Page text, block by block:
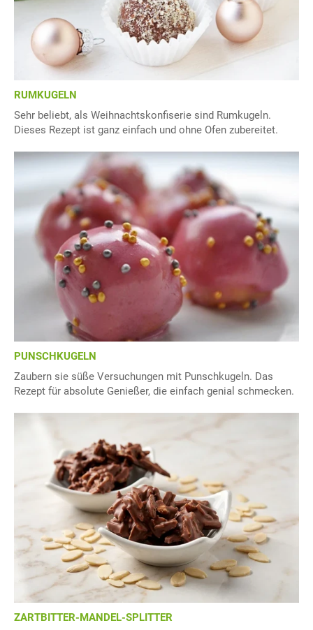
RUMKUGELN
Sehr beliebt, als Weihnachtskonfiserie sind Rumkugeln.
Dieses Rezept ist ganz einfach und ohne Ofen zubereitet.
PUNSCHKUGELN
Zaubern sie süße Versuchungen mit Punschkugeln. Das
Rezept für absolute Genießer, die einfach genial schmecken.
ZARTBITTER-MANDEL-SPLITTER